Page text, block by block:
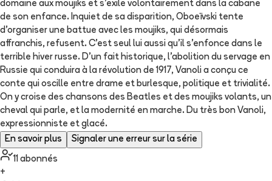
domaine aux moujiks et s'exile volontairement dans la cabane
de son enfance. Inquiet de sa disparition, Oboeïvski tente
d'organiser une battue avec les moujiks, qui désormais
affranchis, refusent. C'est seul lui aussi qu'il s'enfonce dans le
terrible hiver russe. D'un fait historique, l'abolition du servage en
Russie qui conduira à la révolution de 1917, Vanoli a conçu ce
conte qui oscille entre drame et burlesque, politique et trivialité.
On y croise des chansons des Beatles et des moujiks volants, un
cheval qui parle, et la modernité en marche. Du très bon Vanoli,
expressionniste et glacé.
En savoir plus
Signaler une erreur sur la série
11 abonnés
+